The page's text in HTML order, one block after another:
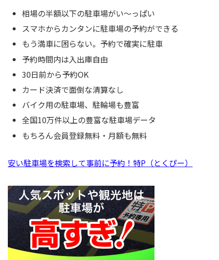
相場の半額以下の駐車場がい〜っぱい
スマホからカンタンに駐車場の予約ができる
もう満車に困らない。予約で確実に駐車
予約時間内は入出庫自由
30日前から予約OK
カード決済で面倒な清算なし
バイク用の駐車場、駐輪場も豊富
全国10万件以上の豊富な駐車場データ
もちろん会員登録無料・月額も無料
安い駐車場を検索して事前に予約！特P（とくぴー）